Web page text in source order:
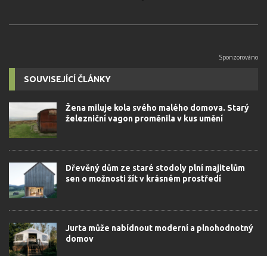
SOUVISEJÍCÍ ČLÁNKY
Žena miluje kola svého malého domova. Starý
železniční vagon proměnila v kus umění
Dřevěný dům ze staré stodoly plní majitelům
sen o možnosti žít v krásném prostředí
Jurta může nabídnout moderní a plnohodnotný
domov